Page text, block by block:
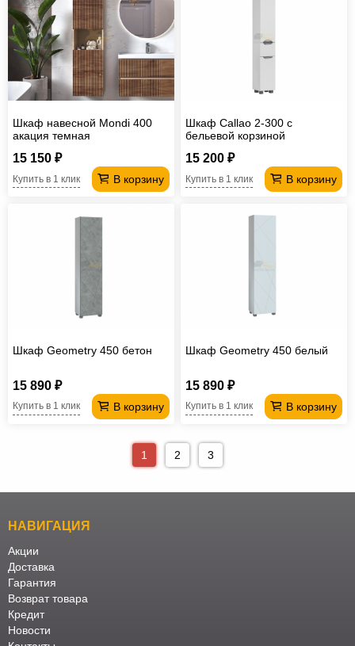
Шкаф навесной Mondi 400
акация темная
15 150 ₽
В корзину
Купить в 1 клик
Шкаф Callao 2-300 с
бельевой корзиной
15 200 ₽
В корзину
Купить в 1 клик
Шкаф Geometry 450 бетон
15 890 ₽
В корзину
Купить в 1 клик
Шкаф Geometry 450 белый
15 890 ₽
В корзину
Купить в 1 клик
1 2 3
НАВИГАЦИЯ
Акции
Доставка
Гарантия
Возврат товара
Кредит
Новости